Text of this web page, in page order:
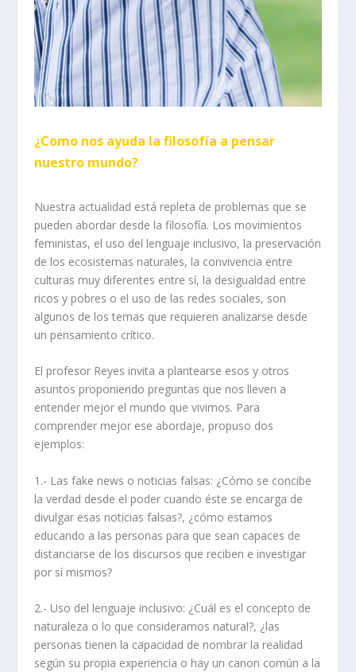
¿Como nos ayuda la filosofía a pensar
nuestro mundo?
Nuestra actualidad está repleta de problemas que se
pueden abordar desde la filosofía. Los movimientos
feministas, el uso del lenguaje inclusivo, la preservación
de los ecosistemas naturales, la convivencia entre
culturas muy diferentes entre sí, la desigualdad entre
ricos y pobres o el uso de las redes sociales, son
algunos de los temas que requieren analizarse desde
un pensamiento crítico.
El profesor Reyes invita a plantearse esos y otros
asuntos proponiendo preguntas que nos lleven a
entender mejor el mundo que vivimos. Para
comprender mejor ese abordaje, propuso dos
ejemplos:
1.- Las fake news o noticias falsas: ¿Cómo se concibe
la verdad desde el poder cuando éste se encarga de
divulgar esas noticias falsas?, ¿cómo estamos
educando a las personas para que sean capaces de
distanciarse de los discursos que reciben e investigar
por sí mismos?
2.- Uso del lenguaje inclusivo: ¿Cuál es el concepto de
naturaleza o lo que consideramos natural?, ¿las
personas tienen la capacidad de nombrar la realidad
según su propia experiencia o hay un canon común a la